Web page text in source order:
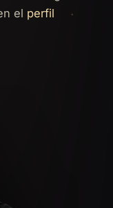
el perfil